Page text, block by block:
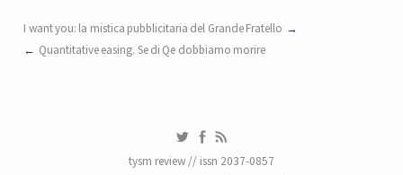
I want you: la mistica pubblicitaria del Grande Fratello
Quantitative easing. Se di Qe dobbiamo morire
tysm review // issn 2037-0857